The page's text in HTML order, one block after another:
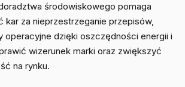
środowiskowego pomaga
kar za nieprzestrzeganie przepisów,
operacyjne dzięki oszczędności energii i
wizerunek marki oraz zwiększyć
na rynku.